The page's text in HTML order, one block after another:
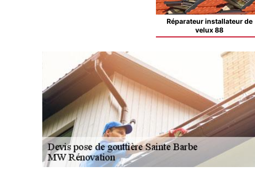
Réparateur installateur de
velux 88